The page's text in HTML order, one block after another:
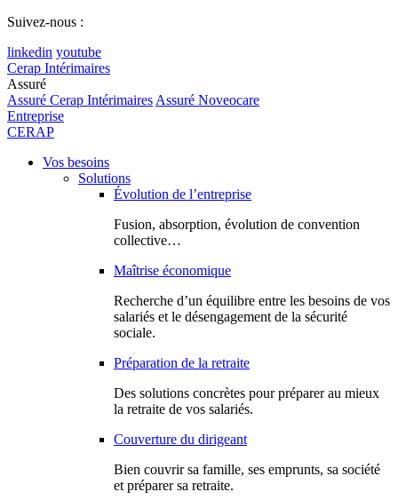
Suivez-nous :
linkedin youtube
Cerap Intérimaires
Assuré
Assuré Cerap Intérimaires Assuré Noveocare
Entreprise
CERAP
Vos besoins
Solutions
Évolution de l’entreprise
Fusion, absorption, évolution de convention
collective…
Maîtrise économique
Recherche d’un équilibre entre les besoins de vos
salariés et le désengagement de la sécurité
sociale.
Préparation de la retraite
Des solutions concrètes pour préparer au mieux
la retraite de vos salariés.
Couverture du dirigeant
Bien couvrir sa famille, ses emprunts, sa société
et préparer sa retraite.